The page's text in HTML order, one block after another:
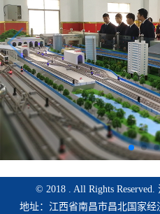
© 2018 . All Rights
地址：江西省南昌市昌北国家经